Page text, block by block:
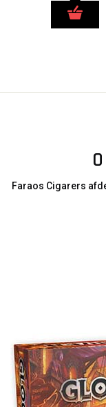
Faraos Cigarers